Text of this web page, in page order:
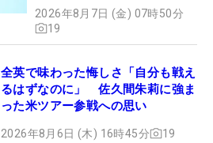
2026年8月7日 (金) 07時50分
19
全英で味わった悔しさ「自分も戦え
るはずなのに」 佐久間朱莉に強ま
った米ツアー参戦への思い
2026年8月6日 (木) 16時45分 19